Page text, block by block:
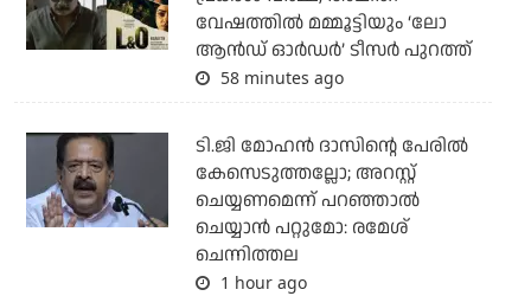
വേഷത്തിൽ മമ്മൂട്ടിയും ‘ലോ
ആൻഡ് ഓർഡർ’ ടീസർ പുറത്ത്
58 minutes ago
ടി.ജി മോഹന്‍ ദാസിന്റെ പേരില്‍
കേസെടുത്തല്ലോ; അറസ്റ്റ്
ചെയ്യണമെന്ന് പറഞ്ഞാല്‍
ചെയ്യാന്‍ പറ്റുമോ: രമേശ്
ചെന്നിത്തല
1 hour ago